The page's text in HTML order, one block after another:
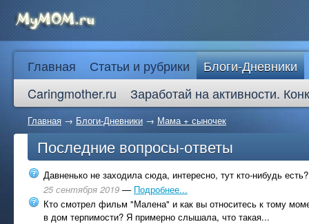
Главная Статьи и рубрики
Блоги-Дневники
Caringmother.ru
Заработай на активности.
Главная → Блоги-Дневники → Мама + сыночек
Последние вопросы-ответы
Давненько не заходила сюда, интересно, тут кто-нибудь есть?
25 сентября 2019 — Подробнее...
Кто смотрел фильм "Малена" и как вы относитесь к тому
в дом терпимости? Я примерно слышала, что такая...